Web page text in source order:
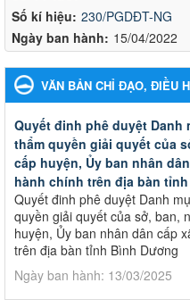
Số kí hiệu: 230/PGDĐT-NG
Ngày ban hành: 15/04/2022
VĂN BẢN CHỈ ĐẠO, ĐIỀU
Quyết đinh phê duyệt
thẩm quyền giải quyết của
cấp huyện, Ủy ban nhân
hành chính trên địa bàn
Quyết đinh phê duyệt Danh
quyền giải quyết của sở, ban,
huyện, Ủy ban nhân dân cấp
trên địa bàn tỉnh Bình Dương
Ngày ban hành: 13/03/2025